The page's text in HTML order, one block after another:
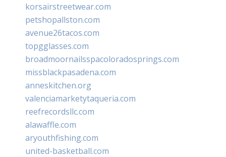
korsairstreetwear.com
petshopallston.com
avenue26tacos.com
topgglasses.com
broadmoornailsspacoloradosprings.com
missblackpasadena.com
anneskitchen.org
valenciamarketytaqueria.com
reefrecordsllc.com
alawaffle.com
aryouthfishing.com
united-basketball.com